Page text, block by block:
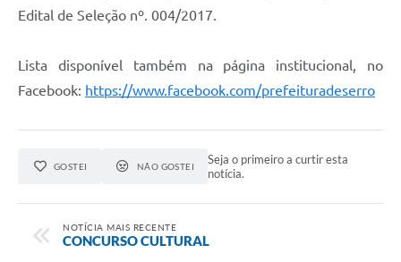
Chamamento Público
Arquivos para Download
FAQ
Covid -19 em Serro
Edital de Seleção nº. 004/2017.
Lista disponível também na página institucional, no
Facebook: https://www.facebook.com/prefeituradeserro
GOSTEI NÃO GOSTEI
Seja o primeiro a curtir esta
notícia.
NOTÍCIA MAIS RECENTE
CONCURSO CULTURAL